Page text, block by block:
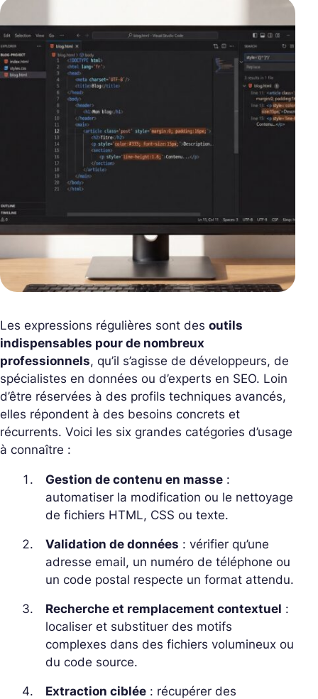
Les expressions régulières sont des outils
indispensables pour de nombreux
professionnels, qu’il s’agisse de développeurs, de
spécialistes en données ou d’experts en SEO. Loin
d’être réservées à des profils techniques avancés,
elles répondent à des besoins concrets et
récurrents. Voici les six grandes catégories d’usage
à connaître :
Gestion de contenu en masse :
automatiser la modification ou le nettoyage
de fichiers HTML, CSS ou texte.
Validation de données : vérifier qu’une
adresse email, un numéro de téléphone ou
un code postal respecte un format attendu.
Recherche et remplacement contextuel :
localiser et substituer des motifs
complexes dans des fichiers volumineux ou
du code source.
Extraction ciblée : récupérer des